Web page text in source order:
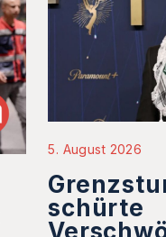
5. August 2026
schürte